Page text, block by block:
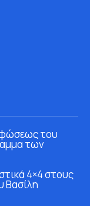
του
των
4×4 στους
Βασίλη